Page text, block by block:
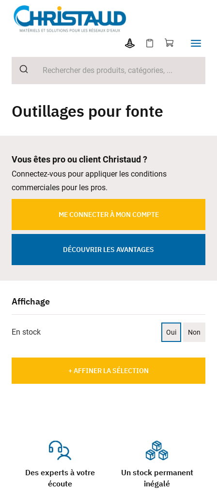
Outillages pour fonte
Vous êtes pro ou client Christaud ?
Connectez-vous pour appliquer les conditions
commerciales pour les pros.
ME CONNECTER À MON COMPTE
DÉCOUVRIR LES AVANTAGES
Affichage
En stock Oui Non
+ AFFINER LA SÉLECTION
Des experts à votre
écoute
Un stock permanent
inégalé